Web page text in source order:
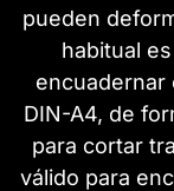
pueden
habitual
encuadernar
DIN-A4, de
para cortar
válido para